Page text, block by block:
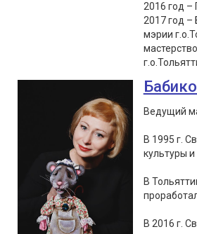
2016 год –
2017 год –
мэрии
Ведущий
В 1995 г.
культуры
В
В 2016 г.